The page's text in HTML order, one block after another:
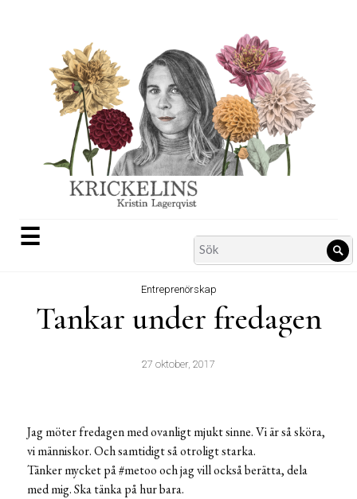
☰
Search
for:
Entreprenörskap
Tankar under fredagen
27 oktober, 2017
Jag möter fredagen med ovanligt mjukt sinne. Vi är så sköra,
vi människor. Och samtidigt så otroligt starka.
Tänker mycket på #metoo och jag vill också berätta, dela
med mig. Ska tänka på hur bara.